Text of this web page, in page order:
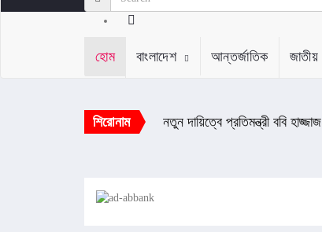
হোম বাংলাদেশ আন্তর্জাতিক জাতীয়
শিরোনাম
নতুন দায়িত্বে প্রতিমন্ত্রী ববি হাজ্জাজ